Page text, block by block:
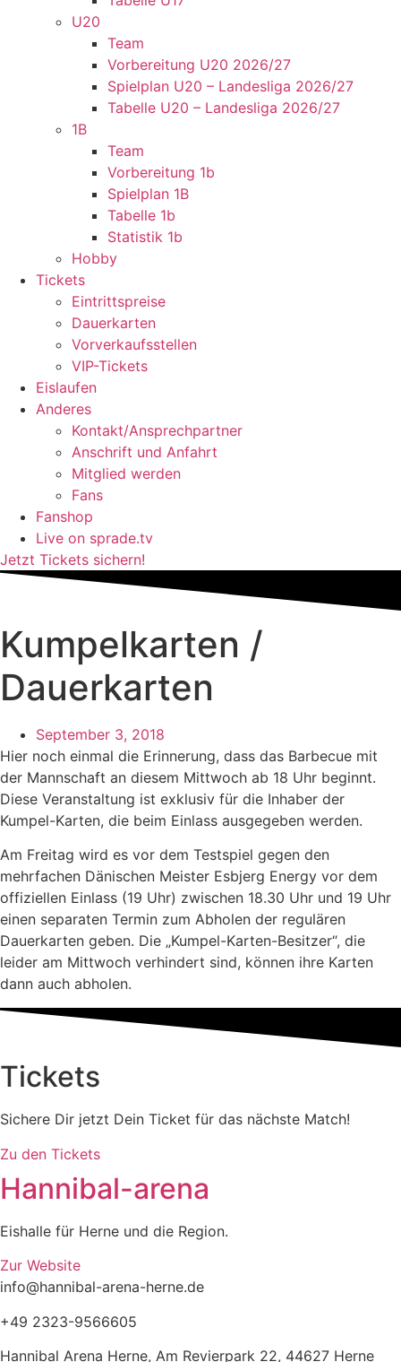
U20
Team
Vorbereitung U20 2026/27
Spielplan U20 – Landesliga 2026/27
Tabelle U20 – Landesliga 2026/27
1B
Team
Vorbereitung 1b
Spielplan 1B
Tabelle 1b
Statistik 1b
Hobby
Tickets
Eintrittspreise
Dauerkarten
Vorverkaufsstellen
VIP-Tickets
Eislaufen
Anderes
Kontakt/Ansprechpartner
Anschrift und Anfahrt
Mitglied werden
Fans
Fanshop
Live on sprade.tv
Jetzt Tickets sichern!
Kumpelkarten /
Dauerkarten
September 3, 2018
Hier noch einmal die Erinnerung, dass das Barbecue mit
der Mannschaft an diesem Mittwoch ab 18 Uhr beginnt.
Diese Veranstaltung ist exklusiv für die Inhaber der
Kumpel-Karten, die beim Einlass ausgegeben werden.
Am Freitag wird es vor dem Testspiel gegen den
mehrfachen Dänischen Meister Esbjerg Energy vor dem
offiziellen Einlass (19 Uhr) zwischen 18.30 Uhr und 19 Uhr
einen separaten Termin zum Abholen der regulären
Dauerkarten geben. Die „Kumpel-Karten-Besitzer“, die
leider am Mittwoch verhindert sind, können ihre Karten
dann auch abholen.
Tickets
Sichere Dir jetzt Dein Ticket für das nächste Match!
Zu den Tickets
Hannibal-arena
Eishalle für Herne und die Region.
Zur Website
info@hannibal-arena-herne.de
+49 2323-9566605
Hannibal Arena Herne, Am Revierpark 22, 44627 Herne